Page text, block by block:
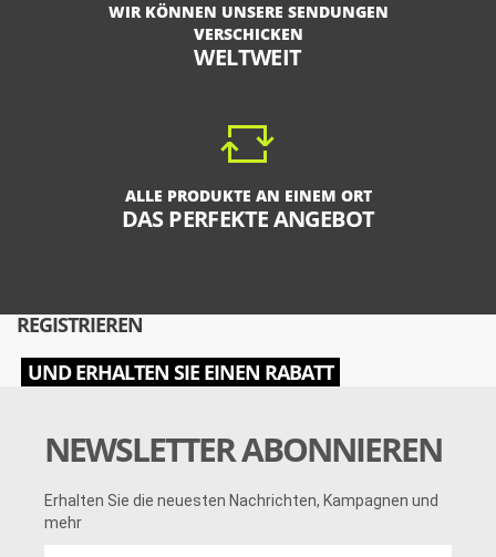
WIR KÖNNEN UNSERE SENDUNGEN
VERSCHICKEN
WELTWEIT
ALLE PRODUKTE AN EINEM ORT
DAS PERFEKTE ANGEBOT
REGISTRIEREN
UND ERHALTEN SIE EINEN RABATT
NEWSLETTER ABONNIEREN
Erhalten Sie die neuesten Nachrichten, Kampagnen und
mehr